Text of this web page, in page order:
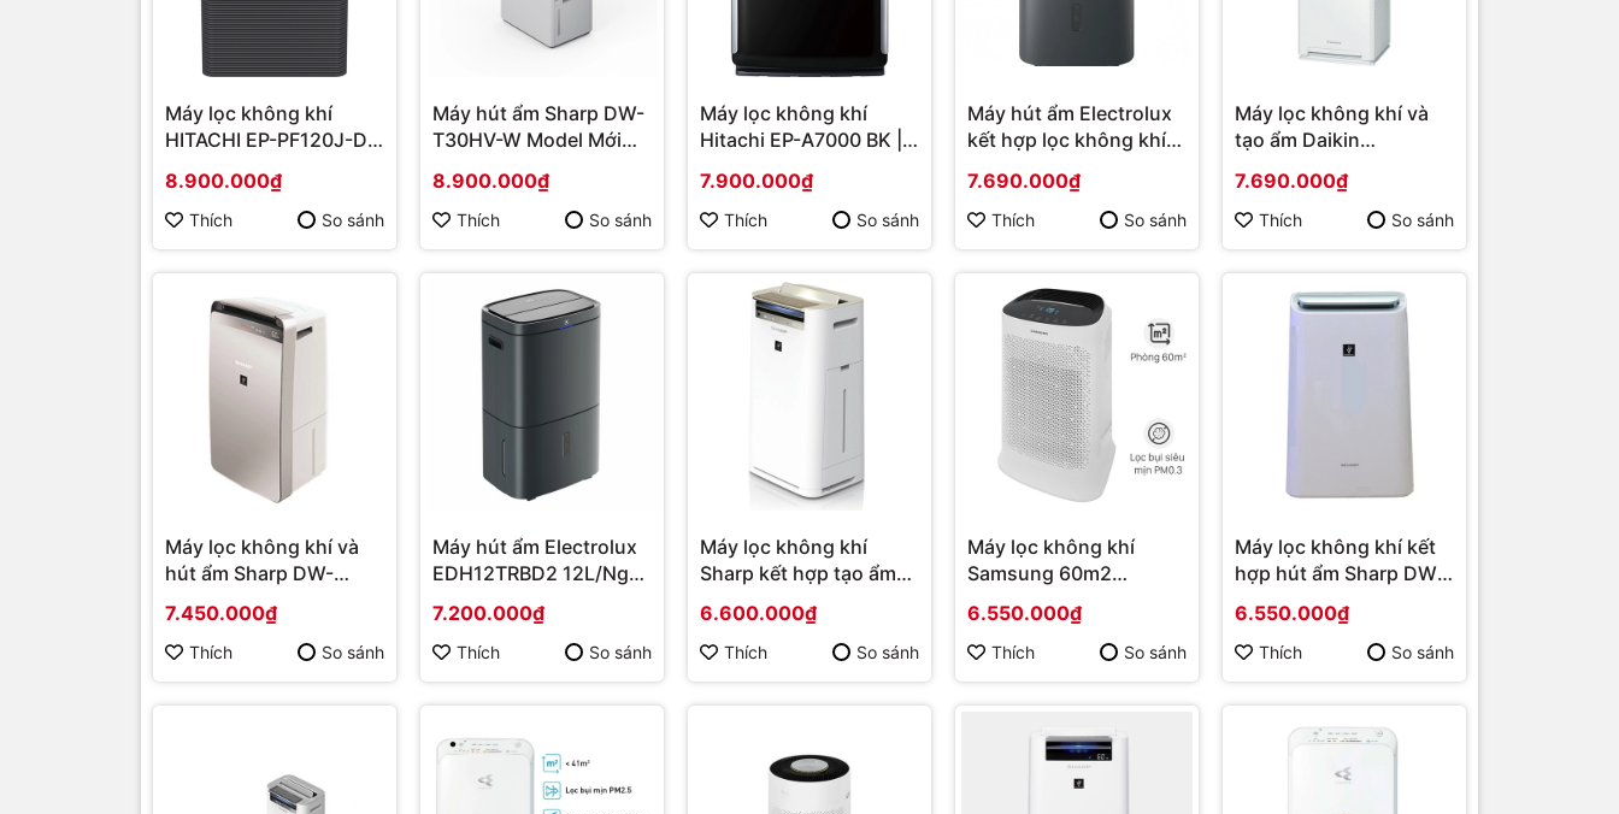
Máy lọc không khí
HITACHI EP-PF120J-DG
8.900.000₫
Thích So sánh
Máy hút ẩm Sharp DW-
T30HV-W Model Mới
hãng
8.900.000₫
Thích So sánh
Máy lọc không khí
Hitachi EP-A7000 BK |
7.900.000₫
Thích So sánh
Máy hút ẩm Electrolux
kết hợp lọc không khí
EDH14TRBD2 | Hàng
chính hãng
7.690.000₫
Thích So sánh
Máy lọc không khí và
tạo ẩm Daikin
| Hàng chính hãng
7.690.000₫
Thích So sánh
Máy lọc không khí và
hút ẩm Sharp DW-
hãng
7.450.000₫
Thích So sánh
Máy hút ẩm Electrolux
EDH12TRBD2 12L/Ngày
7.200.000₫
Thích So sánh
Máy lọc không khí
Sharp kết hợp tạo ẩm
| Hàng chính hãng
6.600.000₫
Thích So sánh
Máy lọc không khí
Samsung 60m2
Hàng chính hãng
6.550.000₫
Thích So sánh
Máy lọc không khí kết
hợp hút ẩm Sharp DW-
hãng
6.550.000₫
Thích So sánh